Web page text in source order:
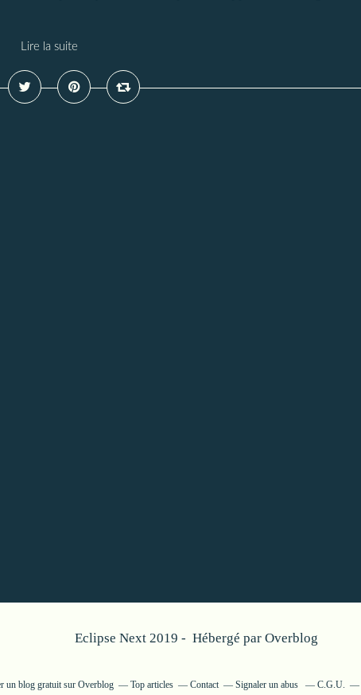
Lire la suite
Eclipse Next 2019 - Hébergé par Overblog
un blog gratuit sur Overblog Top articles Contact Signaler un abus C.G.U.